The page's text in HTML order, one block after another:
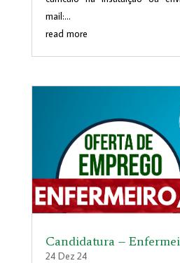
mail:...
read more
Candidatura –
24 Dez 24